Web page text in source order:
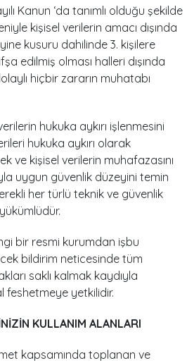
Kanun ‘da tanımlı olduğu şekilde
kişisel verilerin amacı dışında
kusuru dahilinde 3. kişilere
edilmiş olması halleri dışında
hiçbir zararın muhatabı
hukuka aykırı işlenmesini
hukuka aykırı olarak
ve kişisel verilerin muhafazasını
uygun güvenlik düzeyini temin
her türlü teknik ve güvenlik
bir resmi kurumdan işbu
bildirim neticesinde tüm
saklı kalmak kaydıyla
feshetmeye yetkilidir.
KULLANIM ALANLARI
kapsamında toplanan ve